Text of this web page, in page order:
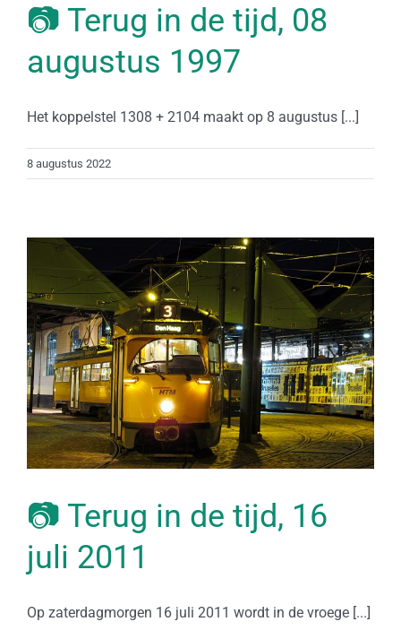
📷 Terug in de tijd, 08
augustus 1997
Het koppelstel 1308 + 2104 maakt op 8 augustus [...]
8 augustus 2022
📷 Terug in de tijd, 16
juli 2011
Op zaterdagmorgen 16 juli 2011 wordt in de vroege [...]